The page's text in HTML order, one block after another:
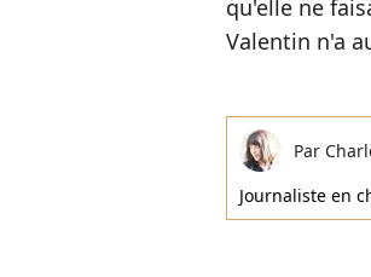
qu'elle ne
Valentin n'a
Par
Journaliste en